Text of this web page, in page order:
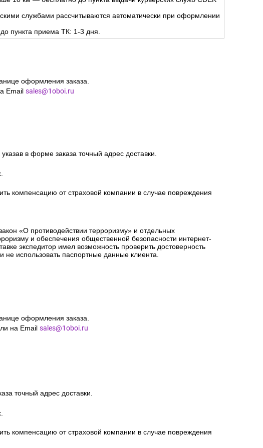
службами рассчитываются автоматически при оформлении
пункта приема ТК: 1-3 дня.
оформления заказа.
Email sales@1oboi.ru
в форме заказа точный адрес доставки.
компенсацию от страховой компании в случае повреждения
«О противодействии терроризму» и отдельных
и обеспечения общественной безопасности интернет-
экспедитор имел возможность проверить достоверность
использовать паспортные данные клиента.
оформления заказа.
на Email sales@1oboi.ru
точный адрес доставки.
компенсацию от страховой компании в случае повреждения